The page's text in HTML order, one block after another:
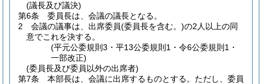
(議長及び議決)
第6条
委員長は、会議の議長となる。
2
会議の議事は、出席委員(委員長を含む。)の2人以上の同
意でこれを決する。
(平元公委規則3・平13公委規則1・令6公委規則1・
一部改正)
(委員長及び委員以外の出席者)
第7条
本部長は、会議に出席するものとする。 ただし、委員